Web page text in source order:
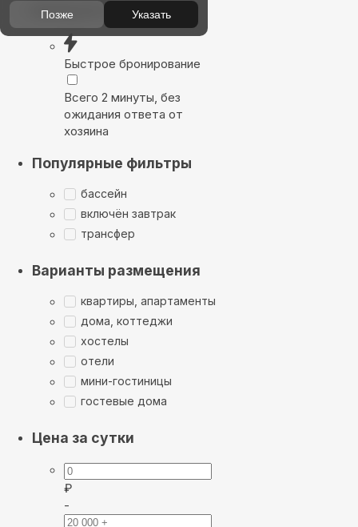
Выбирайте лучшее
Быстрое бронирование
Всего 2 минуты, без
ожидания ответа от
хозяина
Популярные фильтры
бассейн
включён завтрак
трансфер
Варианты размещения
квартиры, апартаменты
дома, коттеджи
хостелы
отели
мини-гостиницы
гостевые дома
Цена за сутки
₽
-
Позже Указать